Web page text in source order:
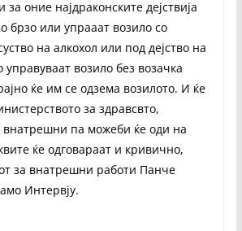
оние најдраконските дејствија
брзо или упрааат возило со
на алкохол или под дејство на
возило без возачка
ќе им се одзема возилото. И ќе
за здравсвто,
внатрешни па можеби ќе оди на
ќе одговараат и кривично,
за внатрешни работи Панче
Интервју.